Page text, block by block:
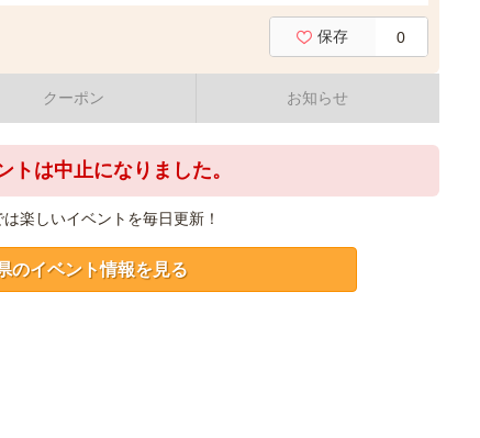
保存 0
クーポン お知らせ
トは中止になりました。
楽しいイベントを毎日更新！
のイベント情報を見る